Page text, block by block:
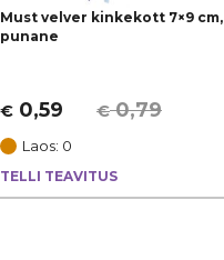
Must velver kinkekott 7×9 cm,
punane
€0,79
Algne
hind
oli:
€ 0,79.
€ 0,59
Current
price
is:
€ 0,59.
Laos: 0
TELLI TEAVITUS